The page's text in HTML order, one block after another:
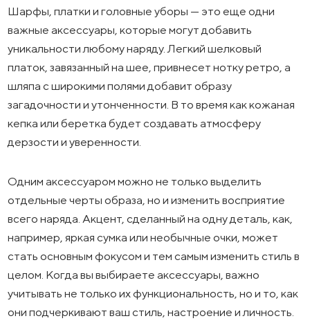
Шарфы, платки и головные уборы — это еще одни
важные аксессуары, которые могут добавить
уникальности любому наряду. Легкий шелковый
платок, завязанный на шее, привнесет нотку ретро, а
шляпа с широкими полями добавит образу
загадочности и утонченности. В то время как кожаная
кепка или беретка будет создавать атмосферу
дерзости и уверенности.
Одним аксессуаром можно не только выделить
отдельные черты образа, но и изменить восприятие
всего наряда. Акцент, сделанный на одну деталь, как,
например, яркая сумка или необычные очки, может
стать основным фокусом и тем самым изменить стиль в
целом. Когда вы выбираете аксессуары, важно
учитывать не только их функциональность, но и то, как
они подчеркивают ваш стиль, настроение и личность.